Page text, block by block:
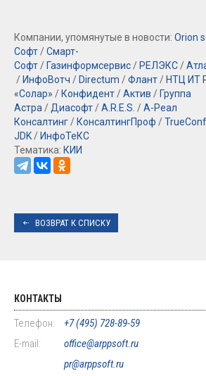
Компании, упомянутые в новости: Orion
Софт/Смарт-
Софт/ Газинформсервис/ РЕЛЭКС/
/ ИнфоВотч / Directum /Флант/ НТЦ ИТ
«Солар» / Конфидент/Актив / Группа
Астра/Диасофт/A.R.E.S. /А-Реал
Консалтинг/ КонсалтингПроф /TrueConf
JDK/ ИнфоТеКС
Тематика: КИИ
ВОЗВРАТ К СПИСКУ
КОНТАКТЫ
Телефон:
+7 (495) 728-89-59
E-mail:
office@arppsoft.ru
pr@arppsoft.ru